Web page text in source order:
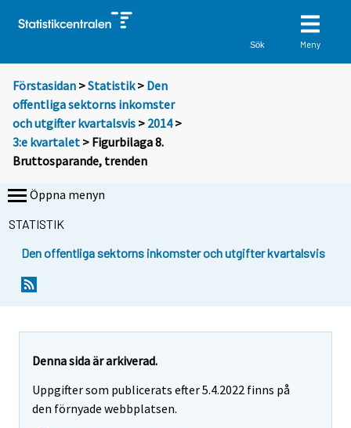
Sök Meny
Förstasidan >Statistik > Den
offentliga sektorns inkomster
och utgifter kvartalsvis > 2014>
3:e kvartalet > Figurbilaga 8.
Bruttosparande, trenden
Öppna menyn
STATISTIK
Den offentliga sektorns inkomster och utgifter kvartalsvis
Denna sida är arkiverad.
Uppgifter som publicerats efter 5.4.2022 finns på
den förnyade webbplatsen.